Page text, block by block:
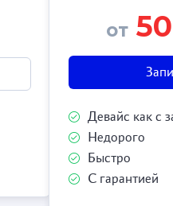
от
Девайс как с
Недорого
Быстро
С гарантией